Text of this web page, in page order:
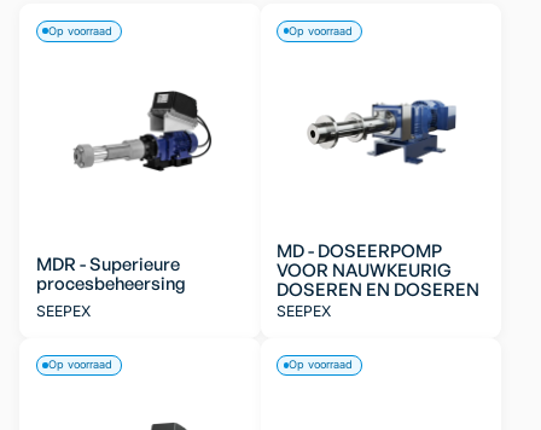
MDR - Superieure
procesbeheersing
SEEPEX
Op voorraad
MD - DOSEERPOMP
VOOR NAUWKEURIG
DOSEREN EN DOSEREN
SEEPEX
Op voorraad
Op voorraad Op voorraad